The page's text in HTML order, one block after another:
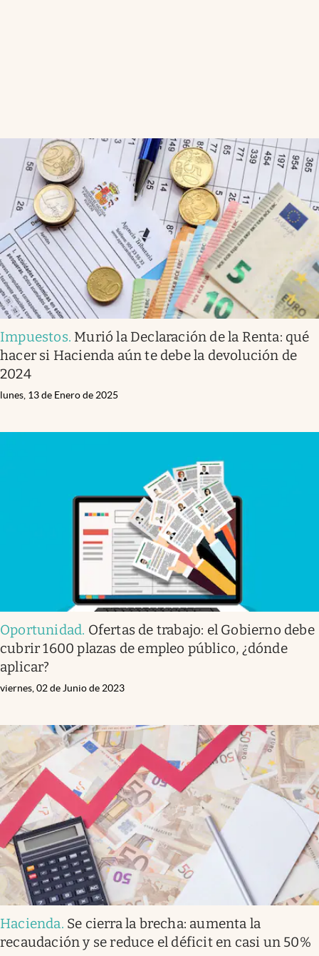
Impuestos. Murió la Declaración de la Renta: qué
hacer si Hacienda aún te debe la devolución de
2024
lunes, 13 de Enero de 2025
Oportunidad. Ofertas de trabajo: el Gobierno debe
cubrir 1600 plazas de empleo público, ¿dónde
aplicar?
viernes, 02 de Junio de 2023
Hacienda. Se cierra la brecha: aumenta la
recaudación y se reduce el déficit en casi un 50%